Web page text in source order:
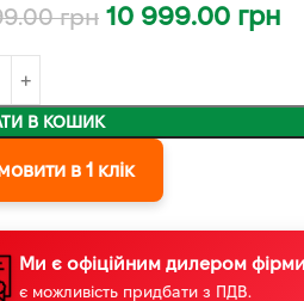
грн 10 999.00 грн
В КОШИК
в 1 клік
Ми є офіційним дилером
є можливість придбати з ПДВ.